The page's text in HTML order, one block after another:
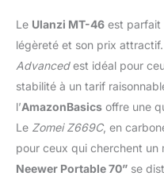
Le Ulanzi MT-46 est parfait
légèreté et son prix
Advancedest idéal pour
stabilité à un tarif
l’AmazonBasics offre une
Le Zomei Z669C, en
pour ceux qui cherchent un
Neewer Portable 70” se